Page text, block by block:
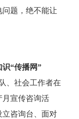
题，绝不能让
“传播网”
、社会工作者在
月宣传咨询活
咨询台、面对